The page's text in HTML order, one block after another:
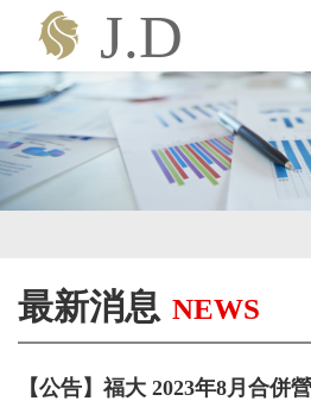
最新消
最新消息 NEWS
【公告】福大 2023年8月合併